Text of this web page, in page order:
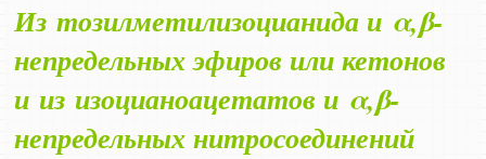
Из тозилметилизоцианида и α,β-
непредельных эфиров или кетонов
и из изоцианоацетатов и α,β-
непредельных нитросоединений